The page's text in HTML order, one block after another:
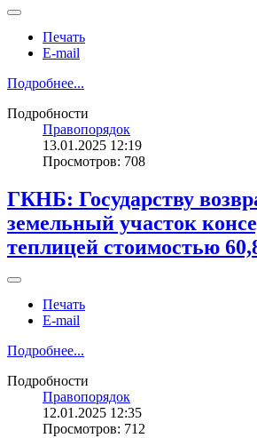
Печать
E-mail
Подробнее...
Подробности
Правопорядок
13.01.2025 12:19
Просмотров: 708
ГКНБ: Государству
земельный участок
теплицей стоимостью
Печать
E-mail
Подробнее...
Подробности
Правопорядок
12.01.2025 12:35
Просмотров: 712